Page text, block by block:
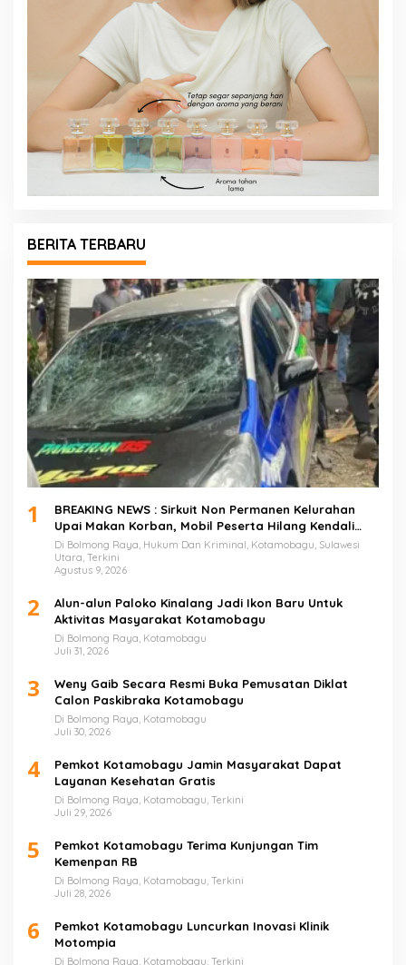
BERITA TERBARU
1
BREAKING NEWS : Sirkuit Non Permanen Kelurahan
Upai Makan Korban, Mobil Peserta Hilang Kendali
Tabrak Penonton
Di Bolmong Raya, Hukum Dan Kriminal, Kotamobagu, Sulawesi
Utara, Terkini
Agustus 9, 2026
2
Alun-alun Paloko Kinalang Jadi Ikon Baru Untuk
Aktivitas Masyarakat Kotamobagu
Di Bolmong Raya, Kotamobagu
Juli 31, 2026
3
Weny Gaib Secara Resmi Buka Pemusatan Diklat
Calon Paskibraka Kotamobagu
Di Bolmong Raya, Kotamobagu
Juli 30, 2026
4
Pemkot Kotamobagu Jamin Masyarakat Dapat
Layanan Kesehatan Gratis
Di Bolmong Raya, Kotamobagu, Terkini
Juli 29, 2026
5
Pemkot Kotamobagu Terima Kunjungan Tim
Kemenpan RB
Di Bolmong Raya, Kotamobagu, Terkini
Juli 28, 2026
6
Pemkot Kotamobagu Luncurkan Inovasi Klinik
Motompia
Di Bolmong Raya, Kotamobagu, Terkini